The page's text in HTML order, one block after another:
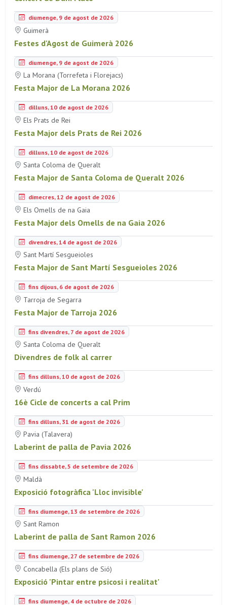
diumenge, 9 de agost de 2026
Guimerà
Festes d'Agost de Guimerà 2026
diumenge, 9 de agost de 2026
La Morana (Torrefeta i Florejacs)
Festa Major de La Morana 2026
dilluns, 10 de agost de 2026
Els Prats de Rei
Festa Major dels Prats de Rei 2026
dilluns, 10 de agost de 2026
Santa Coloma de Queralt
Festa Major de Santa Coloma de Queralt 2026
dimecres, 12 de agost de 2026
Els Omells de na Gaia
Festa Major dels Omells de na Gaia 2026
divendres, 14 de agost de 2026
Sant Martí Sesgueioles
Festa Major de Sant Martí Sesgueioles 2026
fins dijous, 6 de agost de 2026
Tarroja de Segarra
Festa Major de Tarroja 2026
fins divendres, 7 de agost de 2026
Santa Coloma de Queralt
Divendres de folk al carrer
fins dilluns, 10 de agost de 2026
Verdú
16è Cicle de concerts a cal Prim
fins dilluns, 31 de agost de 2026
Pavia (Talavera)
Laberint de palla de Pavia 2026
fins dissabte, 5 de setembre de 2026
Maldà
Exposició fotogràfica 'Lloc invisible'
fins diumenge, 13 de setembre de 2026
Sant Ramon
Laberint de palla de Sant Ramon 2026
fins diumenge, 27 de setembre de 2026
Concabella (Els plans de Sió)
Exposició 'Pintar entre psicosi i realitat'
fins diumenge, 4 de octubre de 2026